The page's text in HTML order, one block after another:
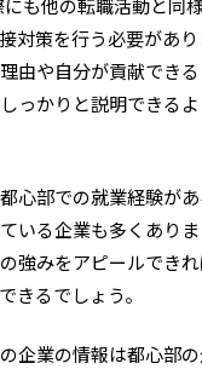
も他の転職活動と同
対策を行う必要があ
由や自分が貢献でき
っかりと説明できる
心部での就業経験が
いる企業も多くあり
強みをアピールでき
きるでしょう。
企業の情報は都心部